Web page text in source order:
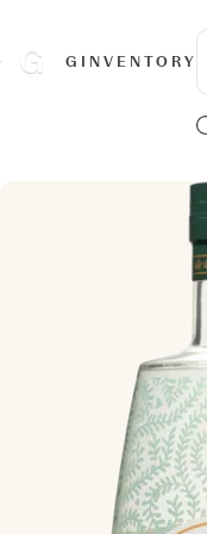
GINVENTORY